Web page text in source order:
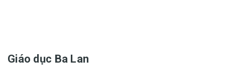
Giáo dục Ba Lan